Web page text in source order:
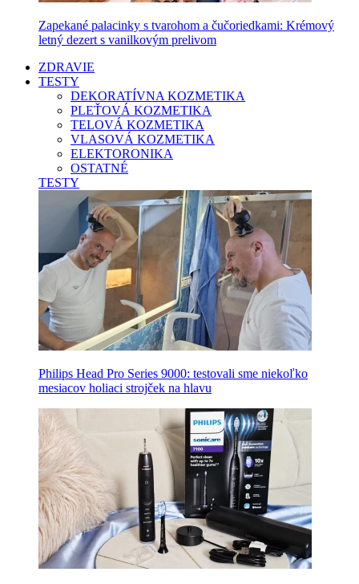
Zapekané palacinky s tvarohom a čučoriedkami: Krémový
letný dezert s vanilkovým prelivom
ZDRAVIE
TESTY
DEKORATÍVNA KOZMETIKA
PLEŤOVÁ KOZMETIKA
TELOVÁ KOZMETIKA
VLASOVÁ KOZMETIKA
ELEKTORONIKA
OSTATNÉ
TESTY
Philips Head Pro Series 9000: testovali sme niekoľko
mesiacov holiaci strojček na hlavu